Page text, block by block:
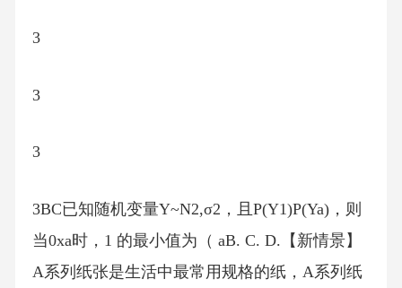
3
3
3
3BC已知随机变量Y~N2,σ2，且P(Y1)P(Ya)，则
当0xa时，1 的最小值为（ aB. C. D.【新情景】
A系列纸张是生活中最常用规格的纸，A系列纸